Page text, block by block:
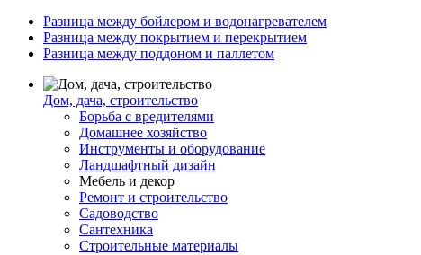
Разница между бойлером и водонагревателем
Разница между покрытием и перекрытием
Разница между поддоном и паллетом
Дом, дача, строительство
Борьба с вредителями
Домашнее хозяйство
Инструменты и оборудование
Ландшафтный дизайн
Мебель и декор
Ремонт и строительство
Садоводство
Сантехника
Строительные материалы